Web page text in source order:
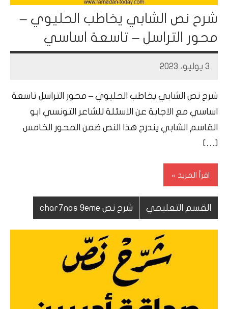
شرح نص الشابي يخاطب الحليوي –
محور التراسل – تاسعة اساسي
3 يوليو، 2023
Mohamed
Ramadan
شرح نص الشابي يخاطب الحليوي – محور التراسل تاسعة
اساسي مع الاجابة عن الاسئلة للشاعر التونسي ابو
القاسم الشابي يندرج هذا النص ضمن المحور الخامس
[…]
اقرأ المزيد
القسم التعليمي شرح نص char7nas 9eme